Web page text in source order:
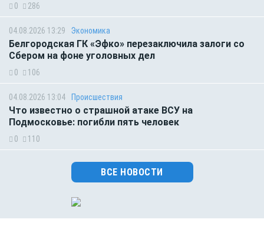
0 286
04.08.2026 13:29 Экономика
Белгородская ГК «Эфко» перезаключила залоги со
Сбером на фоне уголовных дел
0 106
04.08.2026 13:04 Происшествия
Что известно о страшной атаке ВСУ на
Подмосковье: погибли пять человек
0 110
ВСЕ НОВОСТИ